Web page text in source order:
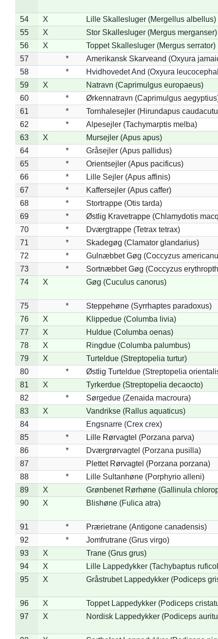
54 X
Lille Skallesluger (Mergellus albellus)
55
X
Stor Skallesluger (Mergus merganser)
56
X
Toppet Skallesluger (Mergus serrator)
57
*
Amerikansk Skarveand (Oxyura
58
*
Hvidhovedet And (Oxyura
59
X
Natravn (Caprimulgus europaeus)
60
*
Ørkennatravn (Caprimulgus
61
*
Tornhalesejler (Hirundapus
62
*
Alpesejler (Tachymarptis melba)
63
X
Mursejler (Apus apus)
64
*
Gråsejler (Apus pallidus)
65
*
Orientsejler (Apus pacificus)
66
*
Lille Sejler (Apus affinis)
67
*
Kaffersejler (Apus caffer)
68
*
Stortrappe (Otis tarda)
69
*
Østlig Kravetrappe (Chlamydotis
70
*
Dværgtrappe (Tetrax tetrax)
71
*
Skadegøg (Clamator glandarius)
72
*
Gulnæbbet Gøg (Coccyzus
73
*
Sortnæbbet Gøg (Coccyzus
74
X Gøg (Cuculus canorus)
75 *
Steppehøne (Syrrhaptes paradoxus)
76
X
Klippedue (Columba livia)
77
X
Huldue (Columba oenas)
78
X
Ringdue (Columba palumbus)
79
X
Turteldue (Streptopelia turtur)
80
*
Østlig Turteldue (Streptopelia
81
X
Tyrkerdue (Streptopelia decaocto)
82
*
Sørgedue (Zenaida macroura)
83
X
Vandrikse (Rallus aquaticus)
84
Engsnarre (Crex crex)
85
*
Lille Rørvagtel (Porzana parva)
86
*
Dværgrørvagtel (Porzana pusilla)
87
Plettet Rørvagtel (Porzana porzana)
88
*
Lille Sultanhøne (Porphyrio alleni)
89
X
Grønbenet Rørhøne (Gallinula
90
X Blishøne (Fulica atra)
91 *
Prærietrane (Antigone canadensis)
92
*
Jomfrutrane (Grus virgo)
93
X
Trane (Grus grus)
94
X
Lille Lappedykker (Tachybaptus
95
X Gråstrubet Lappedykker (Podiceps
96 X
Toppet Lappedykker (Podiceps
97
X Nordisk Lappedykker (Podiceps